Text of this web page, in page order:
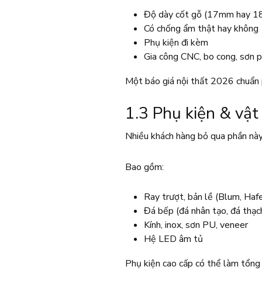
Độ dày cốt gỗ (17mm hay
Có chống ẩm thật hay không
Phụ kiện đi kèm
Gia công CNC, bo cong, sơn
Một báo giá nội thất 2026 chuẩn
1.3 Phụ kiện &
Nhiều khách hàng bỏ qua phần
Bao gồm:
Ray trượt, bản lề (Blum,
Đá bếp (đá nhân tạo, đá
Kính, inox, sơn PU, veneer
Hệ LED âm tủ
Phụ kiện cao cấp có thể làm